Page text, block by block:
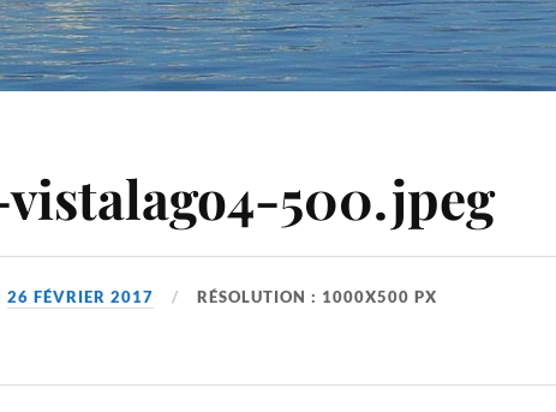
500.jpeg
26 FÉVRIER 2017 RÉSOLUTION : 1000X500 PX